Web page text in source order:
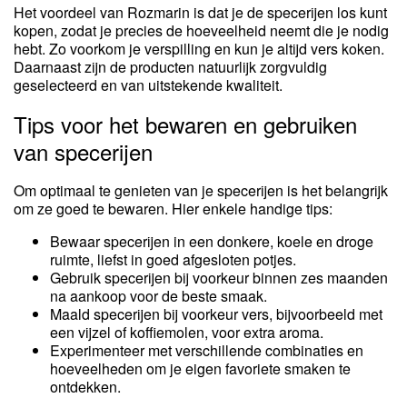
Het voordeel van Rozmarin is dat je de specerijen los kunt
kopen, zodat je precies de hoeveelheid neemt die je nodig
hebt. Zo voorkom je verspilling en kun je altijd vers koken.
Daarnaast zijn de producten natuurlijk zorgvuldig
geselecteerd en van uitstekende kwaliteit.
Tips voor het bewaren en gebruiken
van specerijen
Om optimaal te genieten van je specerijen is het belangrijk
om ze goed te bewaren. Hier enkele handige tips:
Bewaar specerijen in een donkere, koele en droge
ruimte, liefst in goed afgesloten potjes.
Gebruik specerijen bij voorkeur binnen zes maanden
na aankoop voor de beste smaak.
Maald specerijen bij voorkeur vers, bijvoorbeeld met
een vijzel of koffiemolen, voor extra aroma.
Experimenteer met verschillende combinaties en
hoeveelheden om je eigen favoriete smaken te
ontdekken.